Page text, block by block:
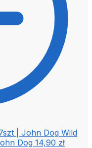
Wild
Dog 14,90 zł